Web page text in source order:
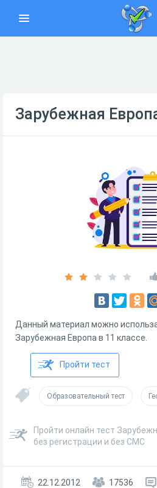
Зарубежная
Данный материал можно
Зарубежная Европа в 11 классе.
Пройти тест
Образовательный тест
Пройти онлайн тест
без регистрации и без СМС
22.12.2012 17536